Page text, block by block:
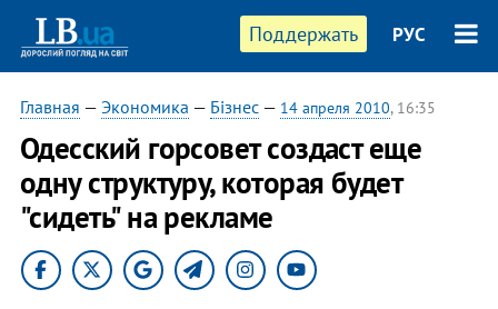
Поддержать РУС
Главная — Экономика — Бізнес— 14 апреля 2010, 16:35
Одесский горсовет создаст еще
одну структуру, которая будет
"сидеть" на рекламе